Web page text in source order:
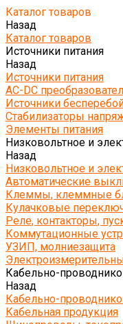
Каталог товаров
Назад
Каталог товаров
Источники питания
Назад
Источники питания
AC-DC
Источники
Стабилизаторы
Элементы питания
Низковольтное и
Назад
Низковольтное и
Автоматические
Клеммы, клеммные
Кулачковые
Реле, контакторы,
Коммутационные
УЗИП, молниезащита
Кабельно-
Назад
Кабельно-
Кабельная продукция